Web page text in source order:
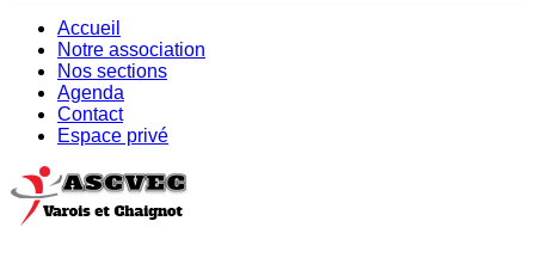
Accueil
Notre association
Nos sections
Agenda
Contact
Espace privé